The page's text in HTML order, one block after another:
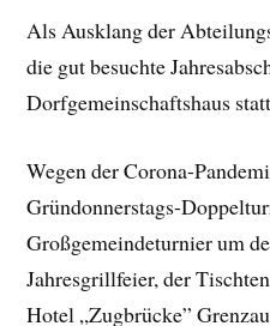
Als Ausklang der
die gut besuchte
Dorfgemeinschaftshaus
Wegen der Corona-
Gründonnerstags-
Großgemeindeturnier um
Jahresgrillfeier, der
Hotel „Zugbrücke”